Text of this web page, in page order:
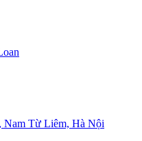
Nam Từ Liêm, Hà Nội